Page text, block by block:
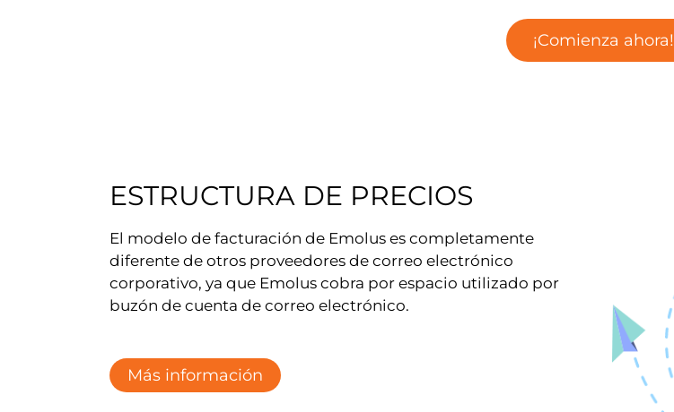
¡Comienza ahora!​
ESTRUCTURA DE PRECIOS​
El modelo de facturación de Emolus es completamente
diferente de otros proveedores de correo electrónico
corporativo, ya que Emolus cobra por espacio utilizado por
buzón de cuenta de correo electrónico.
Más información